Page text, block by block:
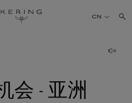
CN
会 - 亚洲